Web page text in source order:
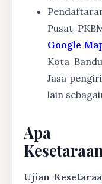
Pusat
Google
Kota
Jasa
lain
Apa
Ujian